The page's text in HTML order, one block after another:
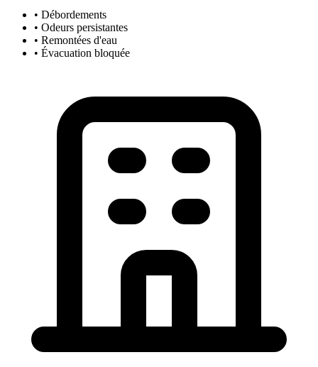
• Débordements
• Odeurs persistantes
• Remontées d'eau
• Évacuation bloquée